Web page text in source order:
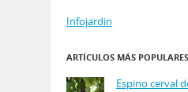
Infojardin
ARTÍCULOS MÁS POPULARES
Espino cerval